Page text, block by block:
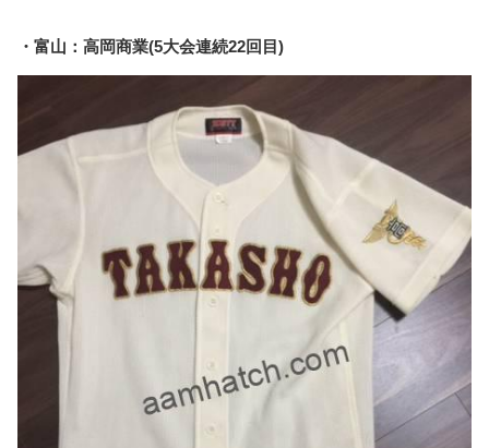
・富山：高岡商業(5大会連続22回目)